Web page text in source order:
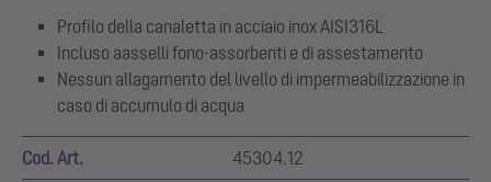
Profilo della canaletta in acciaio inox AISI316L
Incluso aasselli fono-assorbenti e di assestamento
Nessun allagamento del livello di impermeabilizzazione in
caso di accumulo di acqua
Cod. Art. 45304.12